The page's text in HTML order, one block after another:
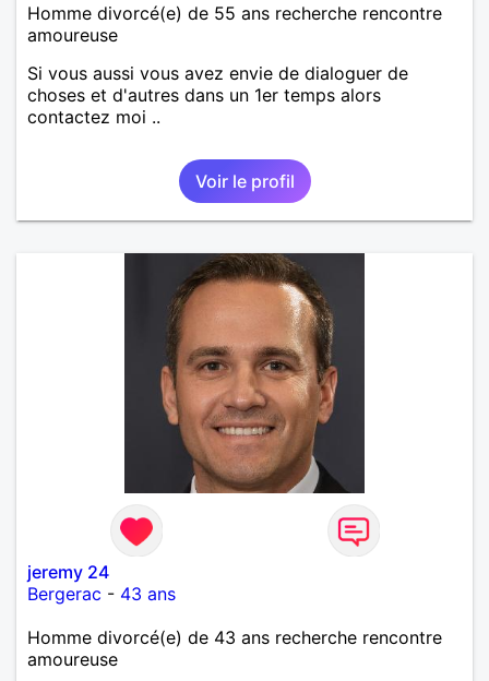
Homme divorcé(e) de 55 ans recherche rencontre
amoureuse
Si vous aussi vous avez envie de dialoguer de
choses et d'autres dans un 1er temps alors
contactez moi ..
Voir le profil
jeremy 24
Bergerac - 43 ans
Homme divorcé(e) de 43 ans recherche rencontre
amoureuse